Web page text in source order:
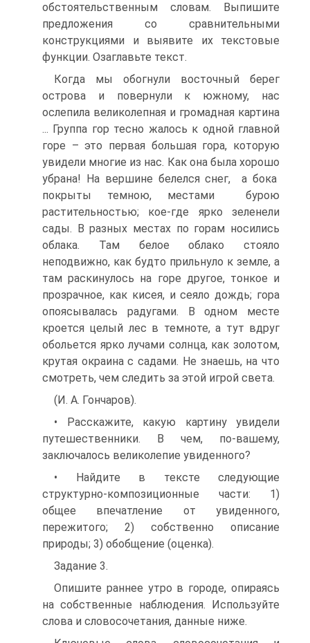
обстоятельственным словам. Выпишите
предложения со сравнительными
конструкциями и выявите их текстовые
функции. Озаглавьте текст.
Когда мы обогнули восточный берег
острова и повернули к южному, нас
ослепила великолепная и громадная картина
... Группа гор тесно жалось к одной главной
горе – это первая большая гора, которую
увидели многие из нас. Как она была хорошо
убрана! На вершине белелся снег, а бока
покрыты темною, местами бурою
растительностью; кое-где ярко зеленели
сады. В разных местах по горам носились
облака. Там белое облако стояло
неподвижно, как будто прильнуло к земле, а
там раскинулось на горе другое, тонкое и
прозрачное, как кисея, и сеяло дождь; гора
опоясывалась радугами. В одном месте
кроется целый лес в темноте, а тут вдруг
обольется ярко лучами солнца, как золотом,
крутая окраина с садами. Не знаешь, на что
смотреть, чем следить за этой игрой света.
(И. А. Гончаров).
• Расскажите, какую картину увидели
путешественники. В чем, по-вашему,
заключалось великолепие увиденного?
• Найдите в тексте следующие
структурно-композиционные части: 1)
общее впечатление от увиденного,
пережитого; 2) собственно описание
природы; 3) обобщение (оценка).
Задание 3.
Опишите раннее утро в городе, опираясь
на собственные наблюдения. Используйте
слова и словосочетания, данные ниже.